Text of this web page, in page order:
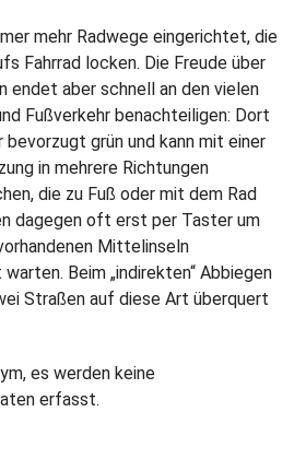
mehr Radwege eingerichtet, die
Fahrrad locken. Die Freude über
endet aber schnell an den vielen
Fußverkehr benachteiligen: Dort
grün und kann mit einer
in mehrere Richtungen
die zu Fuß oder mit dem Rad
dagegen oft erst per Taster um
Mittelinseln
Beim „indirekten“ Abbiegen
Straßen auf diese Art überquert
es werden keine
erfasst.